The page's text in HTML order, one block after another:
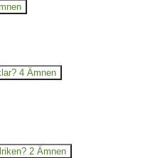
4 Ämnen
2 Ämnen